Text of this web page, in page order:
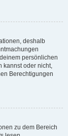
deshalb
persönlichen
oder nicht,
Berechtigungen
zu dem Bereich